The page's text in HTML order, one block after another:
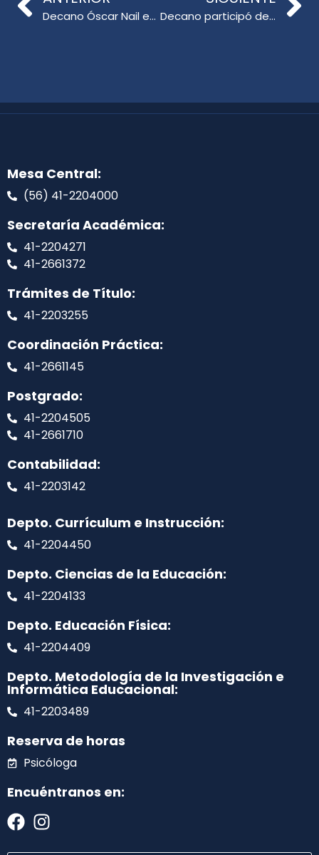
Decano Óscar Nail expuso ante Comisión de Educación del Senado Decano participó de jornada reflexiva en UdeC campus Los Ángeles
Mesa Central:
(56) 41-2204000
Secretaría Académica:
41-2204271
41-2661372
Trámites de Título:
41-2203255
Coordinación Práctica:
41-2661145
Postgrado:
41-2204505
41-2661710
Contabilidad:
41-2203142
Depto. Currículum e Instrucción:
41-2204450
Depto. Ciencias de la Educación:
41-2204133
Depto. Educación Física:
41-2204409
Depto. Metodología de la Investigación e
Informática Educacional:
41-2203489
Reserva de horas
Psicóloga
Encuéntranos en: